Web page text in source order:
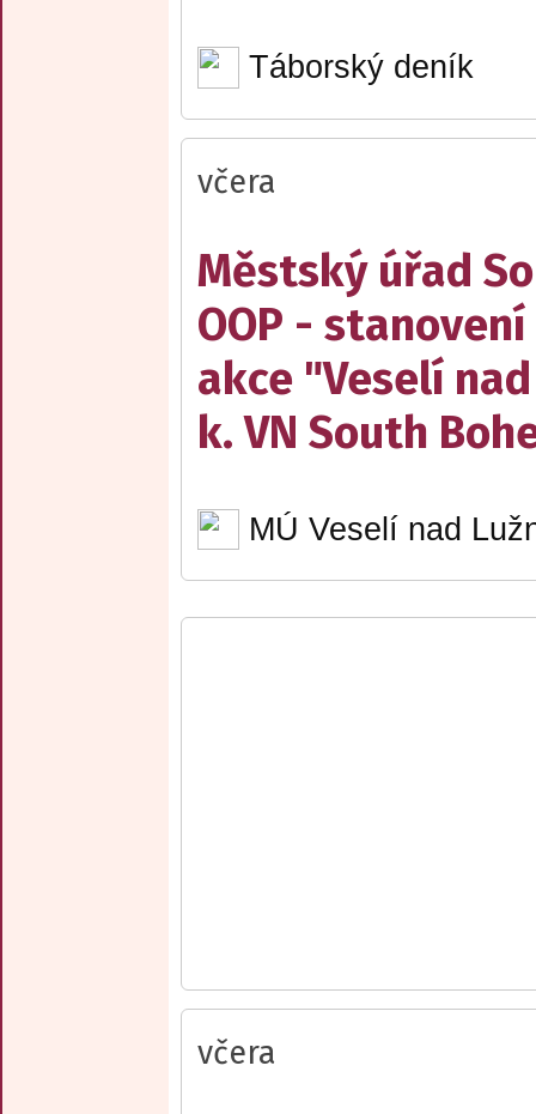
Táborský deník
včera
Městský úřad
OOP -
akce "Veselí
k. VN South
MÚ Veselí nad
včera